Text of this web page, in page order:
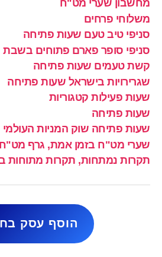
מחשבון שערי מט"ח
משלוחי פרחים
סניפי טיב טעם שעות פתיחה
סניפי סופר פארם פתוחים בשבת
קשת טעמים שעות פתיחה
שגרירויות בישראל שעות פתיחה
שעות פעילות קטגוריות
שעות פתיחה
שעות פתיחה שוק המניות העולמי
שערי מט"ח בזמן אמת, גרף מט"ח
תקרות נמתחות, תקרות מתוחות
הוסף עסק